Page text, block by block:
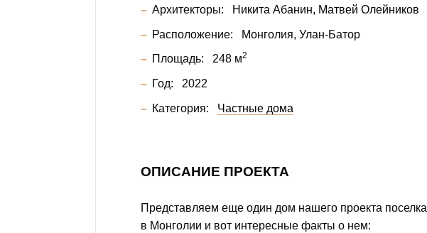
Архитекторы: Никита Абанин Матвей Олейников
Расположение: Монголия, Улан-Батор
Площадь: 248 м2
Год: 2022
Категория: Частные дома
ОПИСАНИЕ ПРОЕКТА
Представляем еще один дом нашего проекта поселка
в Монголии и вот интересные факты о нем: